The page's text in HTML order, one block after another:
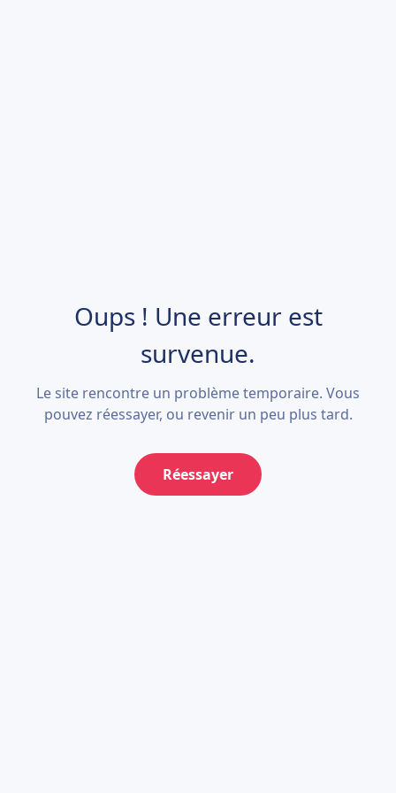
Oups ! Une erreur est
survenue.
Le site rencontre un problème temporaire. Vous
pouvez réessayer, ou revenir un peu plus tard.
Réessayer